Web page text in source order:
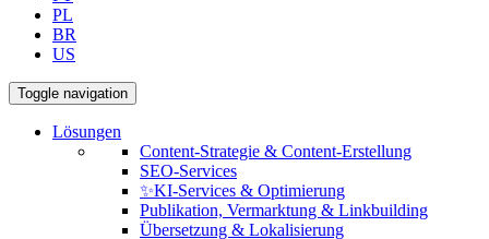
PL
BR
US
Toggle navigation
Lösungen
Content-Strategie & Content-Erstellung
SEO-Services
✨KI-Services & Optimierung
Publikation, Vermarktung & Linkbuilding
Übersetzung & Lokalisierung